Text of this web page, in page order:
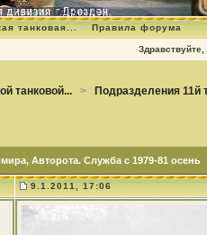
танковая... Правила форума
Здравствуйте,
танковой... > Подразделения 11й
, Авторота. Служба с 1979-81 осень
9.1.2011, 17:06